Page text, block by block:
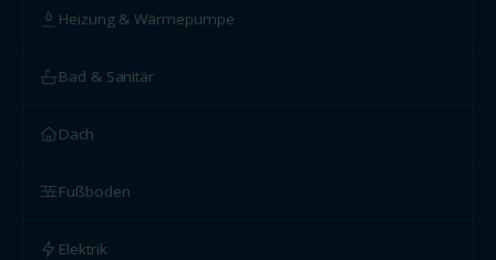
Heizung & Wärmepumpe
Bad & Sanitär
Dach
Fußboden
Elektrik